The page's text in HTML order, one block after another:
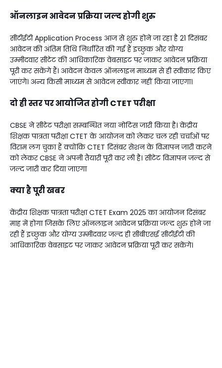
ऑनलाइन आवेदन प्रक्रिया जल्द होगी शुरु
सीटीईटी Application Process आज से शुरु होने जा रहा है 21 दिसंबर
आवेदन की अंतिम तिथि निर्धारित की गई हैं इच्छुक और योग्य
उम्मीदवार सीटेट की आधिकारिक वेबसाइट पर जाकर आवेदन प्रक्रिया
पूरी कर सकेंगे हैं। आवेदन केवल ऑनलाइन माध्यम से ही स्वीकार किए
जाएंगे। अन्य किसी माध्यम से आवेदन स्वीकार नहीं किया जाएगा।
दो ही स्तर पर आयोजित होगी CTET परीक्षा
CBSE ने सीटेट परीक्षा सम्बन्धित नया नोटिस जारी किया है। केंद्रीय
शिक्षक पात्रता परीक्षा CTET के आयोजन को लेकर चल रही चर्चाओं पर
विराम लग चुका हैं क्योंकि CTET दिसंबर सेशन के विज्ञापन जारी करने
को लेकर CBSE ने अपनी तैयारी पूरी कर ली है। सीटेट विज्ञापन जल्द से
जल्द जारी कर दिया जाएगा
क्या है पूरी खबर
केंद्रीय शिक्षक पात्रता परीक्षा CTET Exam 2025 का आयोजन दिसंबर
माह में होगा जिसके लिए ऑनलाइन आवेदन प्रक्रिया जल्द शुरु होने जा
रही हैं इच्छुक और योग्य उम्मीदवार जल्द ही सीबीएसई सीटीईटी की
आधिकारिक वेबसाइट पर जाकर आवेदन प्रक्रिया पूरी कर सकेंगे।